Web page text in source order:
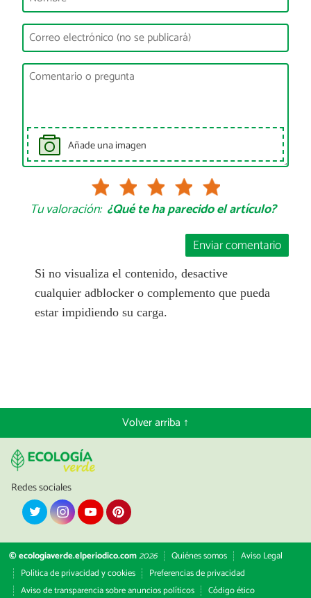
Añade una imagen
Tu valoración: ¿Qué te ha parecido el artículo?
Enviar comentario
Si no visualiza el contenido, desactive
cualquier adblocker o complemento que pueda
estar impidiendo su carga.
Volver arriba ↑
Redes sociales
© ecologiaverde.elperiodico.com2026 Quiénes somos
Aviso Legal
Política de privacidad y cookies
Preferencias de privacidad
Aviso de transparencia sobre anuncios políticos
Código ético